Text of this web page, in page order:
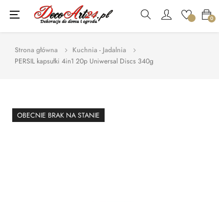
0
Toggle
navigation
☰
Strona główna
Kuchnia - Jadalnia
PERSIL kapsułki 4in1 20p Uniwersal Discs 340g
OBECNIE BRAK NA STANIE